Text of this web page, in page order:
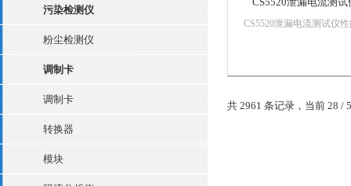
污染检测仪
粉尘检测仪
调制卡
调制卡
转换器
模块
CS5520泄漏电流测试仪
直观●可测量电流的真有
共 2961 条记录，当前 28 /